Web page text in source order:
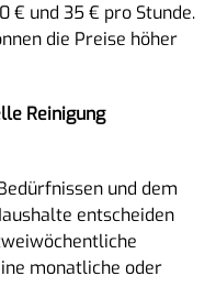
€ und 35 € pro Stunde.
die Preise höher
Reinigung
und dem
entscheiden
monatliche oder